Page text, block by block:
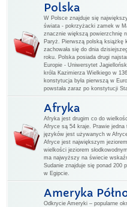
Polska
W Polsce znajduje się
świata - pokrzyżacki zamek w
znacznie większą powierzchnię
Paryż. Pierwszą polską książkę
zachowała się do dnia
roku. Polska posiada drugi
Europie - Uniwersytet
króla Kazimierza Wielkiego w
konstytucja była pierwszą w
powstała zaraz po konstytucji
Afryka
Afryka jest drugim co do
Afryce są 54 kraje. Prawie
języków jest używanych w
Afryce jest największym
wielkości jeziorem
ma najwyższy na świecie
Sudanie znajduje się ponad 200
w Egipcie.
Ameryka
Odkrycie Ameryki – popularne